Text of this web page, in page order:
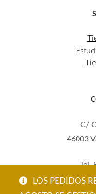
LOS PEDIDOS
C/
46003
Tel.
Mov.